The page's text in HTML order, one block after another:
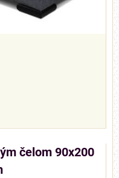
čelom 90x200